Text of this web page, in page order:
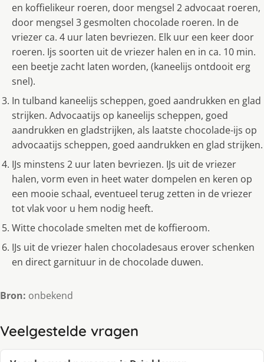
en koffielikeur roeren, door mengsel 2 advocaat roeren,
door mengsel 3 gesmolten chocolade roeren. In de
vriezer ca. 4 uur laten bevriezen. Elk uur een keer door
roeren. Ijs soorten uit de vriezer halen en in ca. 10 min.
een beetje zacht laten worden, (kaneelijs ontdooit erg
snel).
In tulband kaneelijs scheppen, goed aandrukken en glad
strijken. Advocaatijs op kaneelijs scheppen, goed
aandrukken en gladstrijken, als laatste chocolade-ijs op
advocaatijs scheppen, goed aandrukken en glad strijken.
IJs minstens 2 uur laten bevriezen. IJs uit de vriezer
halen, vorm even in heet water dompelen en keren op
een mooie schaal, eventueel terug zetten in de vriezer
tot vlak voor u hem nodig heeft.
Witte chocolade smelten met de koffieroom.
IJs uit de vriezer halen chocoladesaus erover schenken
en direct garnituur in de chocolade duwen.
Bron: onbekend
Veelgestelde vragen